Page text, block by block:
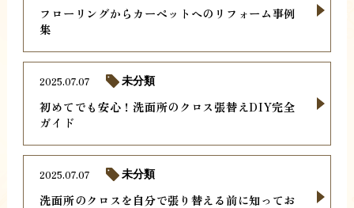
フローリングからカーペットへのリフォーム事例
集
初めてでも安心！洗面所のクロス張替えDIY完全
ガイド
2025.07.07 未分類
洗面所のクロスを自分で張り替える前に知ってお
2025.07.07 未分類